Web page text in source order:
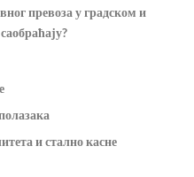
превоза у градском и
и стално касне